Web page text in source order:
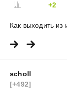
+2
Как выходить из
scholl
[+492]